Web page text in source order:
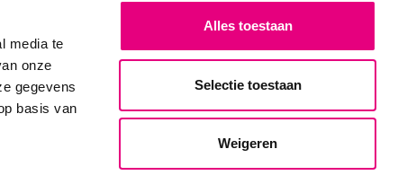
media te
onze
gegevens
basis van
Alles toestaan
Selectie toestaan
Weigeren
BEKIJK AANKOMENDE
EVENEMENTEN